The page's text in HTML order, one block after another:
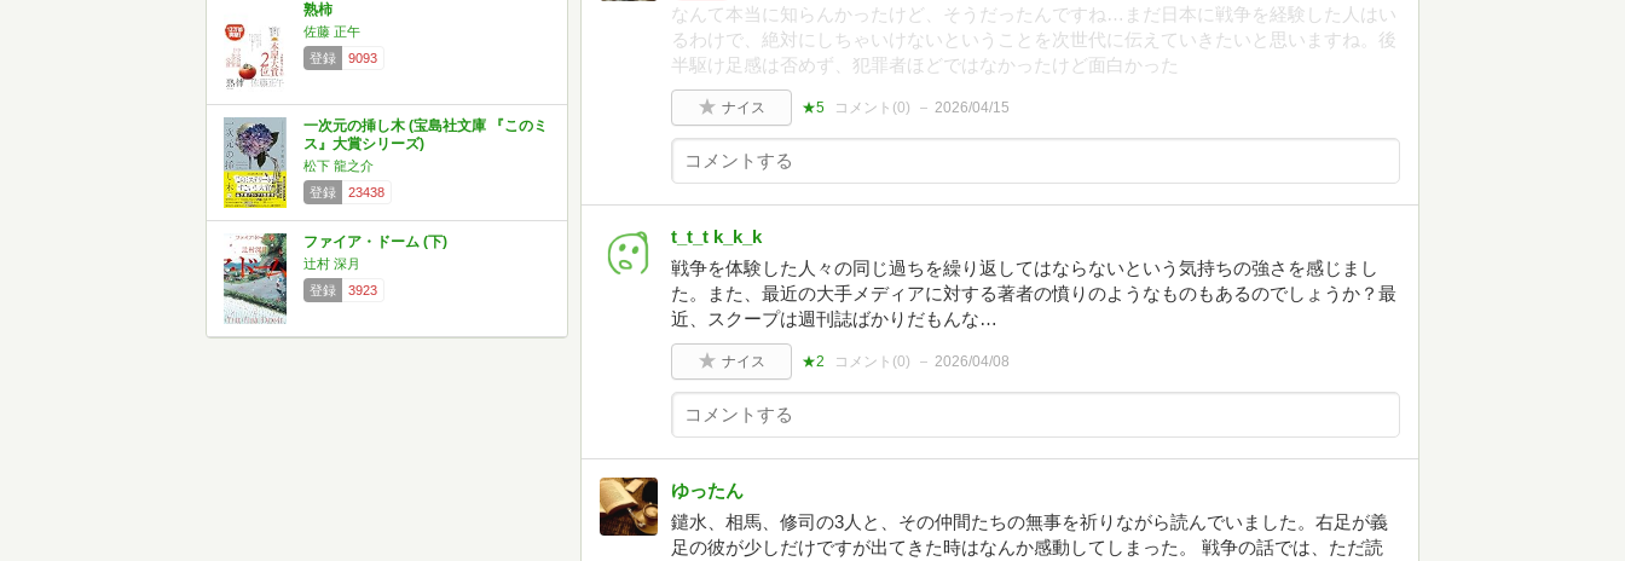
熟柿
佐藤 正午
登録
9093
一次元の挿し木 (宝島社文庫 『このミ
ス』大賞シリーズ)
松下 龍之介
登録
23438
ファイア・ドーム (下)
辻村 深月
登録
3923
なんて本当に知らんかったけど、そうだったんですね…まだ日本に戦争を経験した人はい
るわけで、絶対にしちゃいけないということを次世代に伝えていきたいと思いますね。後
半駆け足感は否めず、犯罪者ほどではなかったけど面白かった
ナイス ★5 コメント(0) 2026/04/15
t_t_t k_k_k
戦争を体験した人々の同じ過ちを繰り返してはならないという気持ちの強さを感じまし
た。また、最近の大手メディアに対する著者の憤りのようなものもあるのでしょうか？最
近、スクープは週刊誌ばかりだもんな…
ナイス ★2 コメント(0) 2026/04/08
ゆったん
鑓水、相馬、修司の3人と、その仲間たちの無事を祈りながら読んでいました。右足が義
足の彼が少しだけですが出てきた時はなんか感動してしまった。 戦争の話では、ただ読